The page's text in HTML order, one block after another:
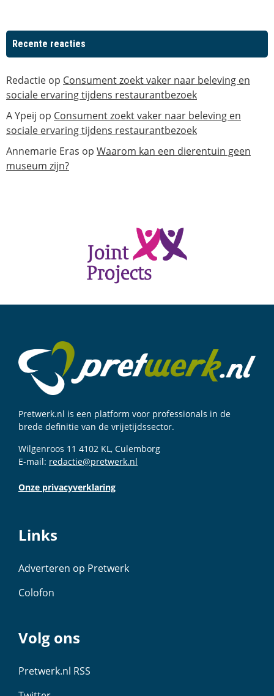
Recente reacties
Redactie op Consument zoekt vaker naar beleving en
sociale ervaring tijdens restaurantbezoek
A Ypeij op Consument zoekt vaker naar beleving en
sociale ervaring tijdens restaurantbezoek
Annemarie Eras op Waarom kan een dierentuin geen
museum zijn?
Pretwerk.nl is een platform voor professionals in de
brede definitie van de vrijetijdssector.
Wilgenroos 11 4102 KL, Culemborg
E-mail: redactie@pretwerk.nl
Onze privacyverklaring
Links
Adverteren op Pretwerk
Colofon
Volg ons
Pretwerk.nl RSS